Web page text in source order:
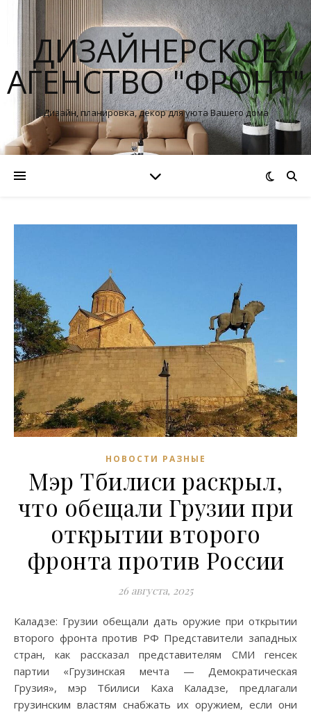
ДИЗАЙНЕРСКОЕ
АГЕНСТВО "ФРОНТ"
Дизайн, планировка, декор для уюта Вашего дома
НОВОСТИ РАЗНЫЕ
Мэр Тбилиси раскрыл,
что обещали Грузии при
открытии второго
фронта против России
26 августа, 2025
Каладзе: Грузии обещали дать оружие при открытии
второго фронта против РФ Представители западных
стран, как рассказал представителям СМИ генсек
партии «Грузинская мечта — Демократическая
Грузия», мэр Тбилиси Каха Каладзе, предлагали
грузинским властям снабжать их оружием, если они